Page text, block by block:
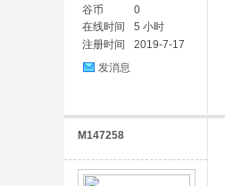
谷币
0
在线时间
5 小时
注册时间
2019-7-17
发消息
M147258